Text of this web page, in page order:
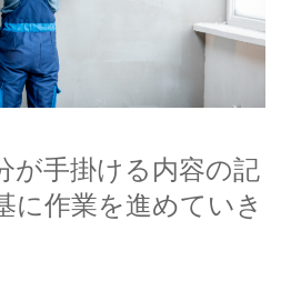
が手掛ける内容の記
に作業を進めていき